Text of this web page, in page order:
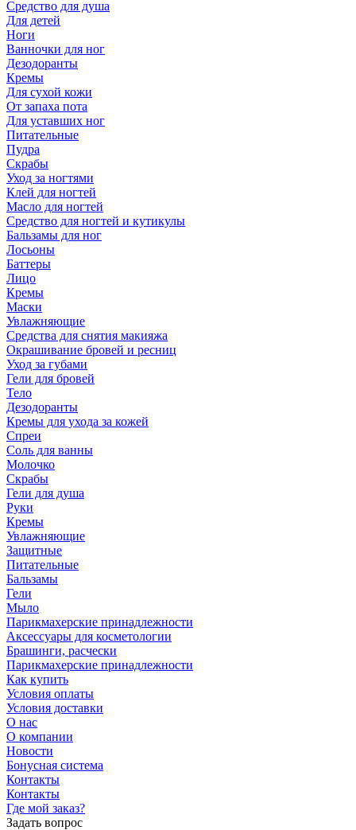
Средство для душа
Для детей
Ноги
Ванночки для ног
Дезодоранты
Кремы
Для сухой кожи
От запаха пота
Для уставших ног
Питательные
Пудра
Скрабы
Уход за ногтями
Клей для ногтей
Масло для ногтей
Средство для ногтей и кутикулы
Бальзамы для ног
Лосьоны
Баттеры
Лицо
Кремы
Маски
Увлажняющие
Средства для снятия макияжа
Окрашивание бровей и ресниц
Уход за губами
Гели для бровей
Тело
Дезодоранты
Кремы для ухода за кожей
Спреи
Соль для ванны
Молочко
Скрабы
Гели для душа
Руки
Кремы
Увлажняющие
Защитные
Питательные
Бальзамы
Гели
Мыло
Парикмахерские принадлежности
Аксессуары для косметологии
Брашинги, расчески
Парикмахерские принадлежности
Как купить
Условия оплаты
Условия доставки
О нас
О компании
Новости
Бонусная система
Контакты
Контакты
Где мой заказ?
Задать вопрос